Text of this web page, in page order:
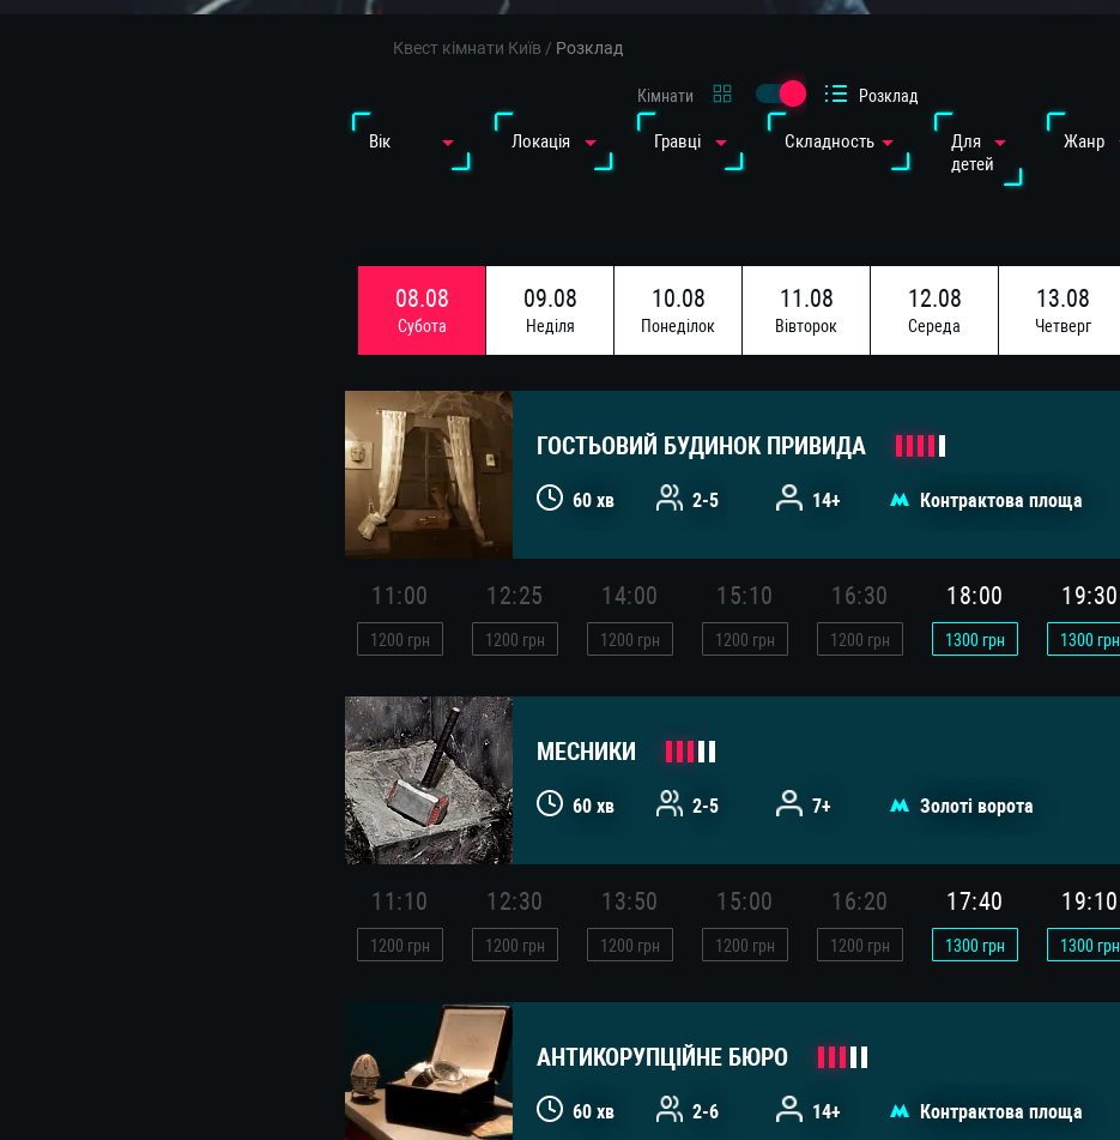
Квест кімнати Київ / Розклад
Вiк Локація Гравці Cкладность
Для
детей
Жанр
Кімнати Розклад
08.08
Субота
09.08
Недiля
10.08
Понедiлок
11.08
Вiвторок
12.08
Середа
13.08
Четверг
15.08
Субота
16.08 17.08
ГОСТЬОВИЙ БУДИНОК ПРИВИДА
60 хв 2-5 14+ Контрактова площа
11:00
1200 грн
12:25
1200 грн
14:00
1200 грн
15:10
1200 грн
16:30
1200 грн
18:00
1300 грн
19:30
1300 грн
МЕСНИКИ
60 хв 2-5 7+ Золоті ворота
11:10
1200 грн
12:30
1200 грн
13:50
1200 грн
15:00
1200 грн
16:20
1200 грн
17:40
1300 грн
19:10
1300 грн
АНТИКОРУПЦІЙНЕ БЮРО
60 хв 2-6 14+ Контрактова площа